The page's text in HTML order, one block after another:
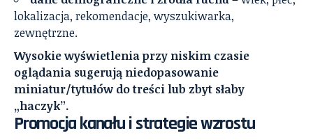
lokalizacja, rekomendacje, wyszukiwarka,
zewnętrzne.
Wysokie wyświetlenia przy niskim czasie
oglądania sugerują niedopasowanie
miniatur/tytułów do treści lub zbyt słaby
„haczyk”.
Promocja kanału i strategie wzrostu